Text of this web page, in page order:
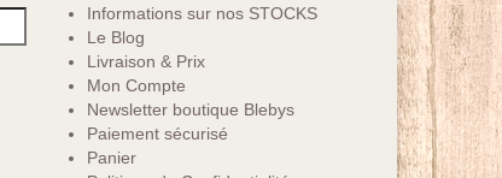
Informations sur nos STOCKS
Le Blog
Livraison & Prix
Mon Compte
Newsletter boutique Blebys
Paiement sécurisé
Panier